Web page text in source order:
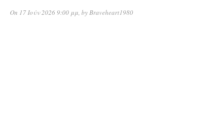
On 17 Ιούν 2026 9:00 μμ, byBraveheart1980